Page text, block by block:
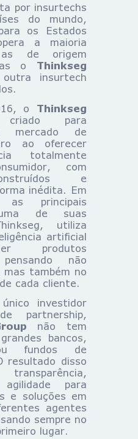
por insurtechs
do mundo,
os Estados
a maioria
de origem
o Thinkseg
insurtech
o Thinkseg
para
mercado de
ao oferecer
totalmente
com
e
inédita. Em
as principais
uma de suas
utiliza
artificial
produtos
não
mas também no
cada cliente.
investidor
partnership,
não tem
bancos,
fundos de
resultado disso
para
e soluções em
agentes
sempre no
lugar.